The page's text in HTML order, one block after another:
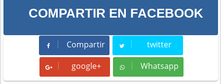
COMPARTIR EN FACEBOOK
Compartir
Compartir twitter
Tweet
google+ Whatsapp
Whatsapp